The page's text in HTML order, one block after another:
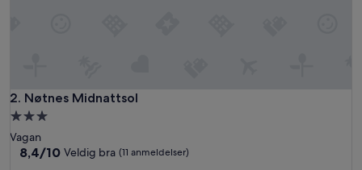
2. Nøtnes Midnattsol
Nøtnes Midnattsol
Overnattingssted
med
3.0
Vagan
8.4
8,4/10 Veldig bra (11 anmeldelser)